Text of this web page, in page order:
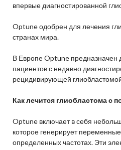
впервые диагностированной
Optune одобрен для лечения
странах мира.
В Европе Optune предназначен
пациентов с недавно
рецидивирующей
Как лечится глиобластома с
Optune включает в себя
которое генерирует
определенных частотах. Эти